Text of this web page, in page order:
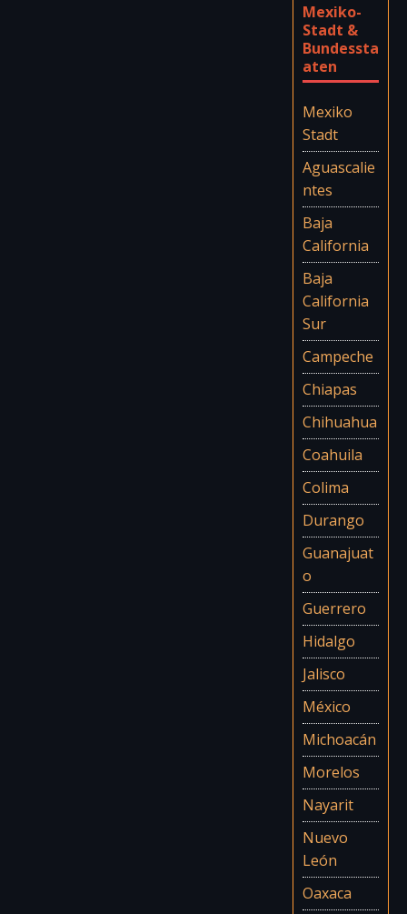
Mexiko-
Stadt &
Bundessta
aten
Mexiko
Stadt
Aguascalie
ntes
Baja
California
Baja
California
Sur
Campeche
Chiapas
Chihuahua
Coahuila
Colima
Durango
Guanajuat
o
Guerrero
Hidalgo
Jalisco
México
Michoacán
Morelos
Nayarit
Nuevo
León
Oaxaca